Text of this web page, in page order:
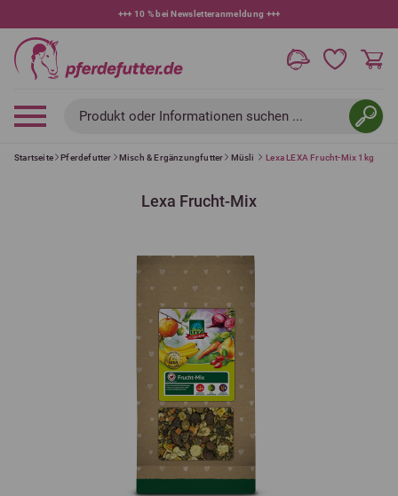
+++ 10 % bei Newsletteranmeldung +++
Produkt oder Informationen suchen ...
Startseite Pferdefutter Misch & Ergänzungfutter Müsli Lexa LEXA Frucht-Mix 1kg
Lexa Frucht-Mix